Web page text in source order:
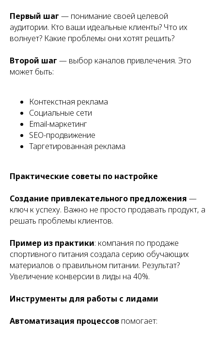
Первый шаг — понимание своей целевой
аудитории. Кто ваши идеальные клиенты? Что их
волнует? Какие проблемы они хотят решить?
Второй шаг — выбор каналов привлечения. Это
может быть:
Контекстная реклама
Социальные сети
Email-маркетинг
SEO-продвижение
Таргетированная реклама
Практические советы по настройке
Создание привлекательного предложения —
ключ к успеху. Важно не просто продавать продукт, а
решать проблемы клиентов.
Пример из практики: компания по продаже
спортивного питания создала серию обучающих
материалов о правильном питании. Результат?
Увеличение конверсии в лиды на 40%.
Инструменты для работы с лидами
Автоматизация процессов помогает: